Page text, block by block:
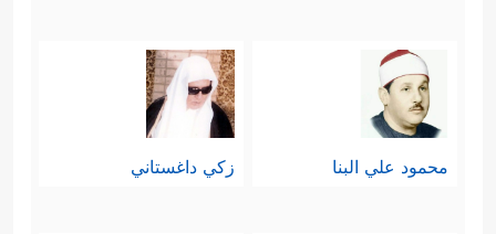
محمود علي البنا زكي داغستاني